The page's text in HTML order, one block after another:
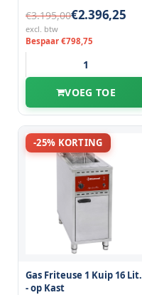
€3.195,00€2.396,25
excl. btw
Bespaar €798,75
VOEG TOE
-25% KORTING
Gas Friteuse 1 Kuip 16 Lit.
- op Kast